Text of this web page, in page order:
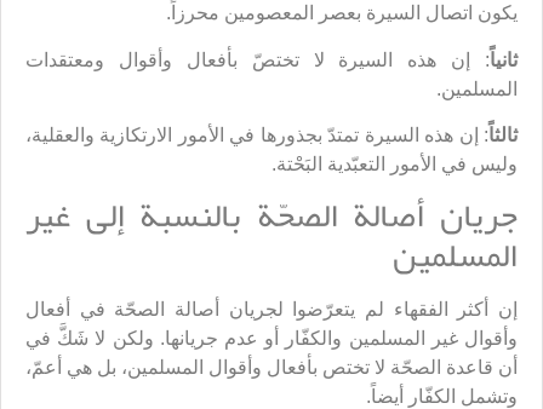
يكون اتصال السيرة بعصر المعصومين محرزاً.
ثانياً: إن هذه السيرة لا تختصّ بأفعال وأقوال ومعتقدات
المسلمين.
ثالثاً: إن هذه السيرة تمتدّ بجذورها في الأمور الارتكازية والعقلية،
وليس في الأمور التعبّدية البَحْتة.
جريان أصالة الصحّة بالنسبة إلى غير
المسلمين
إن أكثر الفقهاء لم يتعرّضوا لجريان أصالة الصحّة في أفعال
وأقوال غير المسلمين والكفّار أو عدم جريانها. ولكن لا شَكَّ في
أن قاعدة الصحّة لا تختص بأفعال وأقوال المسلمين، بل هي أعمّ،
وتشمل الكفّار أيضاً.